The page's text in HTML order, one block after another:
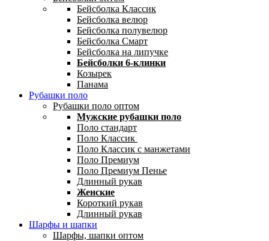
Бейсболка Классик
Бейсболка велюр
Бейсболка полувелюр
Бейсболка Смарт
Бейсболка на липучке
Бейсболки 6-клинки
Козырек
Панама
Рубашки поло
Рубашки поло оптом
Мужские рубашки поло
Поло стандарт
Поло Классик
Поло Классик с манжетами
Поло Премиум
Поло Премиум Пенье
Длинный рукав
Женские
Короткий рукав
Длинный рукав
Шарфы и шапки
Шарфы, шапки оптом